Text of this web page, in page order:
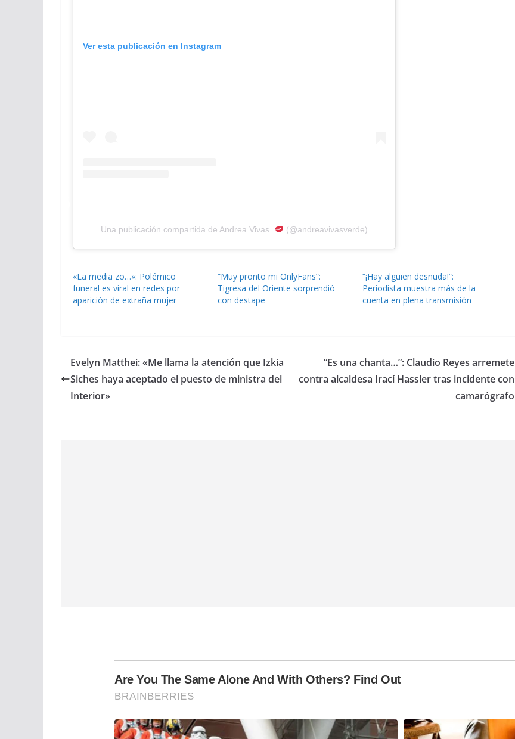
Ver esta publicación en Instagram
Una publicación compartida de Andrea Vivas. (@andreavivasverde)
«La media zo…»: Polémico
funeral es viral en redes por
aparición de extraña mujer
“Muy pronto mi OnlyFans”:
Tigresa del Oriente sorprendió
con destape
“¡Hay alguien desnuda!”:
Periodista muestra más de la
cuenta en plena transmisión
Evelyn Matthei: «Me llama la atención que Izkia
Siches haya aceptado el puesto de ministra del
Interior»
“Es una chanta…”: Claudio Reyes arremete
contra alcaldesa Irací Hassler tras incidente con
camarógrafo